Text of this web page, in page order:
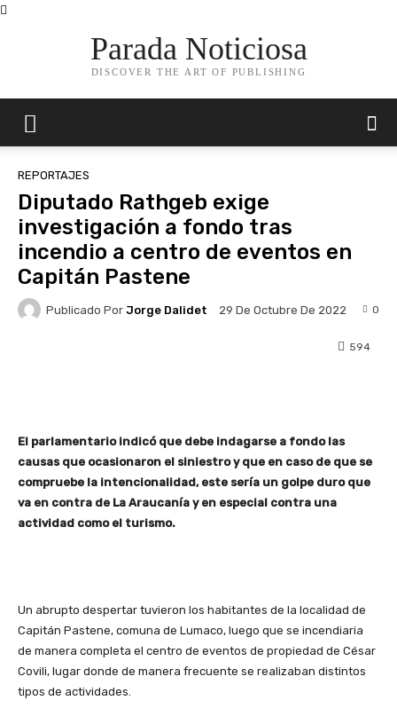
Parada Noticiosa
DISCOVER THE ART OF PUBLISHING
REPORTAJES
Diputado Rathgeb exige
investigación a fondo tras
incendio a centro de eventos en
Capitán Pastene
Publicado Por Jorge Dalidet 29 De Octubre De 2022 0
594
El parlamentario indicó que debe indagarse a fondo las
causas que ocasionaron el siniestro y que en caso de que se
compruebe la intencionalidad, este sería un golpe duro que
va en contra de La Araucanía y en especial contra una
actividad como el turismo.
Un abrupto despertar tuvieron los habitantes de la localidad de
Capitán Pastene, comuna de Lumaco, luego que se incendiaria
de manera completa el centro de eventos de propiedad de César
Covili, lugar donde de manera frecuente se realizaban distintos
tipos de actividades.